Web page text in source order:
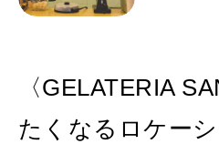
〈GELATERIA
たくなるロケー